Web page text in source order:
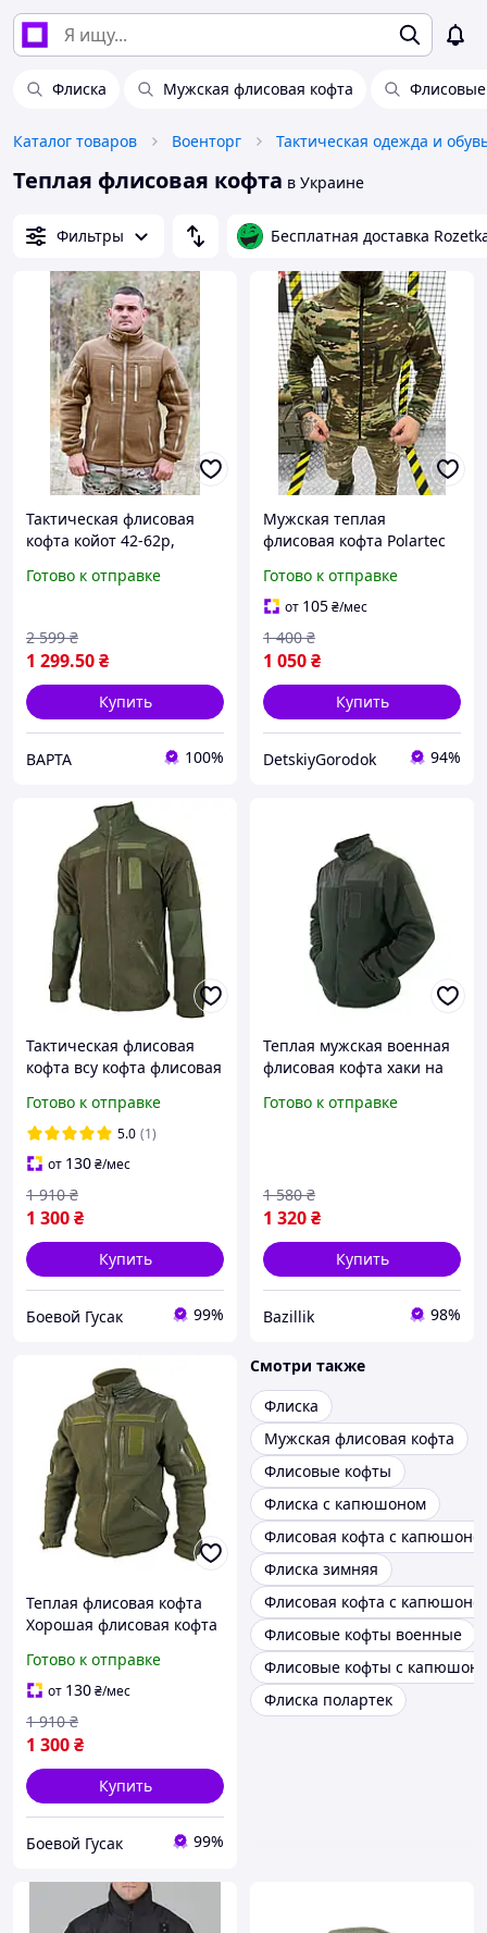
Флиска Мужская флисовая кофта
Каталог товаров Военторг Тактическая одежда и
Теплая флисовая кофта в Украине
Фильтры Бесплатная доставка
Тактическая флисовая
кофта койот 42-62р,
зсу, флисовая кофта койот
Готово к отправке
1 299.50₴
2 599 ₴
Купить
ВАРТА 100%
Мужская теплая
флисовая кофта Polartec
боевая кофта флиска
мультикам. Мужская
флиска
Готово к отправке
от 105₴/мес
1 050₴
1 400 ₴
Купить
DetskiyGorodok 94%
Тактическая флисовая
кофта всу кофта флисовая
мужская хаки, Флисовка
олива
Готово к отправке
5.0 (1)
от 130₴/мес
1 300₴
1 910 ₴
Купить
Боевой Гусак 99%
Теплая мужская военная
флисовая кофта хаки на
панелями
Готово к отправке
1 320₴
1 580 ₴
Купить
Bazillik 98%
Теплая флисовая кофта
Хорошая флисовая кофта
флисовая кофта зсу хаки
Готово к отправке
от 130₴/мес
1 300₴
1 910 ₴
Купить
Боевой Гусак 99%
Смотри также
Флиска
Мужская флисовая кофта
Флисовые кофты
Флиска с капюшоном
Флисовая кофта с
Флиска зимняя
Флисовая кофта с
Флисовые кофты военные
Флисовые кофты с
Флиска полартек